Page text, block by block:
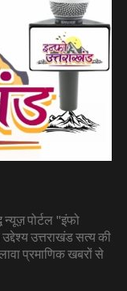
न्यूज़ पोर्टल "इंफो
उत्तराखंड सत्य की
प्रमाणिक खबरों से